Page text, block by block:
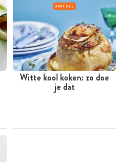
ARTIKEL
Witte kool koken: zo doe
je dat